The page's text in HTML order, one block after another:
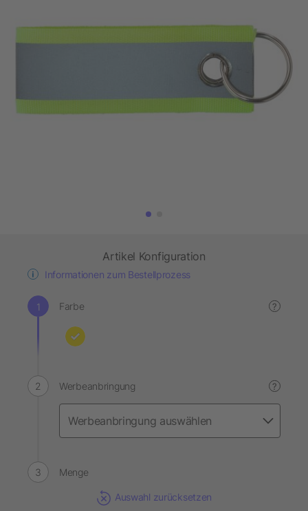
Artikel Konfiguration
Informationen zum Bestellprozess
Farbe ?
Werbeanbringung ?
Menge
Auswahl zurücksetzen